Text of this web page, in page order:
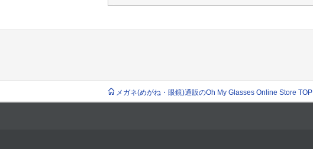
メガネ(めがね・眼鏡)通販のOh My Glasses Online Store TOP